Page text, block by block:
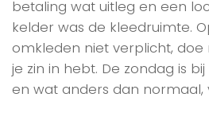
betaling wat uitleg en een
kelder was de kleedruimte.
omkleden niet verplicht,
je zin in hebt. De zondag is
en wat anders dan normaal,